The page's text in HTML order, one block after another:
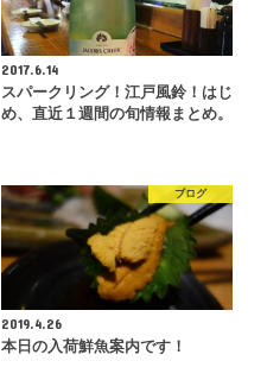
2017.6.14
スパークリング！江戸風鈴！はじ
め、直近１週間の旬情報まとめ。
ブログ
2019.4.26
本日の入荷鮮魚案内です！